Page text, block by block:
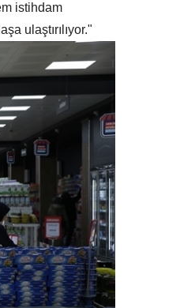
istihdam
ulaştırılıyor."